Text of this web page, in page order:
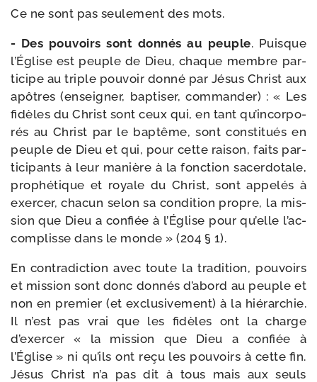
Ce ne sont pas seule­ment des mots.
- Des pou­voirs sont don­nés au peuple. Puisque
l’Église est peuple de Dieu, chaque membre par­
ti­cipe au triple pou­voir don­né par Jésus Christ aux
apôtres (ensei­gner, bap­ti­ser, com­man­der) : « Les
fidèles du Christ sont ceux qui, en tant qu’in­cor­po­
rés au Christ par le bap­tême, sont consti­tués en
peuple de Dieu et qui, pour cette rai­son, faits par­
ti­ci­pants à leur manière à la fonc­tion sacer­do­tale,
pro­phé­tique et royale du Christ, sont appe­lés à
exer­cer, cha­cun selon sa condi­tion propre, la mis­
sion que Dieu a confiée à l’Église pour qu’elle l’ac­
com­plisse dans le monde » (204 § 1).
En contra­dic­tion avec toute la tra­di­tion, pou­voirs
et mis­sion sont donc don­nés d’abord au peuple et
non en pre­mier (et exclu­si­ve­ment) à la hié­rar­chie.
Il n’est pas vrai que les fidèles ont la charge
d’exercer « la mis­sion que Dieu a confiée à
l’Église » ni qu’ils ont reçu les pou­voirs à cette fin.
Jésus Christ n’a pas dit à tous mais aux seuls